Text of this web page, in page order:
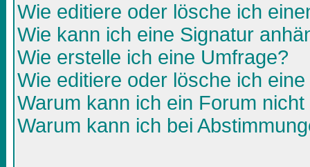
Wie editiere oder lösche ich
Wie kann ich eine Signatur
Wie erstelle ich eine Umfrage?
Wie editiere oder lösche ich
Warum kann ich ein Forum
Warum kann ich bei